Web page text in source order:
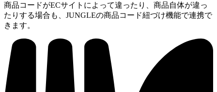
商品コードがECサイトによって違ったり、商品自体が違っ
たりする場合も、JUNGLEの商品コード紐づけ機能で連携で
きます。